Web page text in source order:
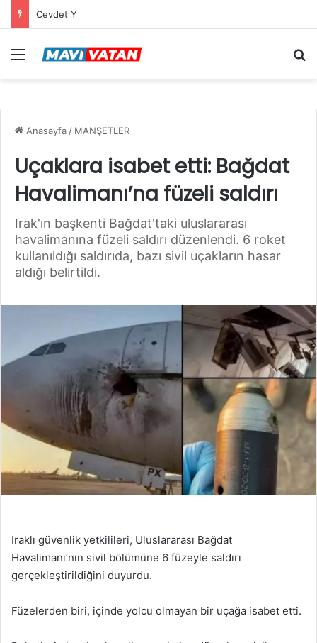
Menü
Anasayfa / MANŞETLER
Uçaklara isabet etti: Bağdat
Havalimanı’na füzeli saldırı
Irak'ın başkenti Bağdat'taki uluslararası
havalimanına füzeli saldırı düzenlendi. 6 roket
kullanıldığı saldırıda, bazı sivil uçakların hasar
aldığı belirtildi.
Iraklı güvenlik yetkilileri, Uluslararası Bağdat
Havalimanı’nın sivil bölümüne 6 füzeyle saldırı
gerçekleştirildiğini duyurdu.
Füzelerden biri, içinde yolcu olmayan bir uçağa isabet etti.